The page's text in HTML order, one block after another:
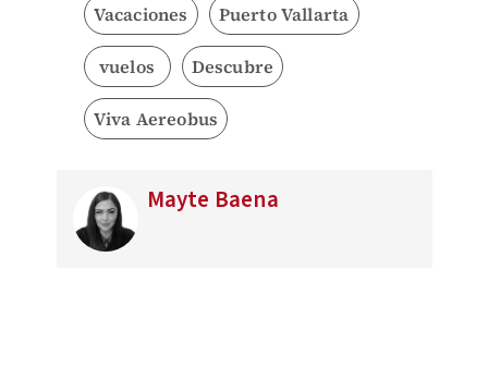
Vacaciones Puerto Vallarta
vuelos Descubre
Viva Aereobus
Mayte Baena